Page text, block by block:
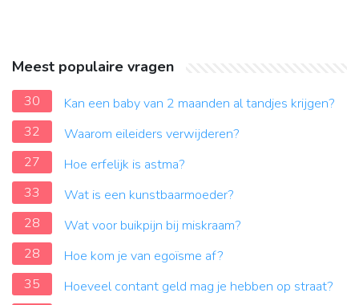
Meest populaire vragen
30
Kan een baby van 2 maanden al tandjes krijgen?
32
Waarom eileiders verwijderen?
27
Hoe erfelijk is astma?
33
Wat is een kunstbaarmoeder?
28
Wat voor buikpijn bij miskraam?
28
Hoe kom je van egoïsme af?
35
Hoeveel contant geld mag je hebben op straat?